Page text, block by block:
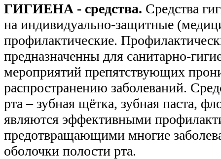
ГИГИЕНА - средства. Средства
на индивидуально-защитные
профилактические.
предназначенны для санитарно-
мероприятий препятствующих
распространению заболеваний.
рта – зубная щётка, зубная паста,
являются эффективными
предотвращающими многие
оболочки полости рта.